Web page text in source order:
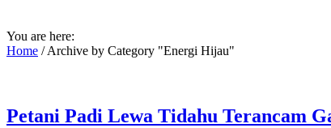
You are here:
Home /Archive by Category "Energi Hijau"
Petani Padi Lewa Tidahu Terancam